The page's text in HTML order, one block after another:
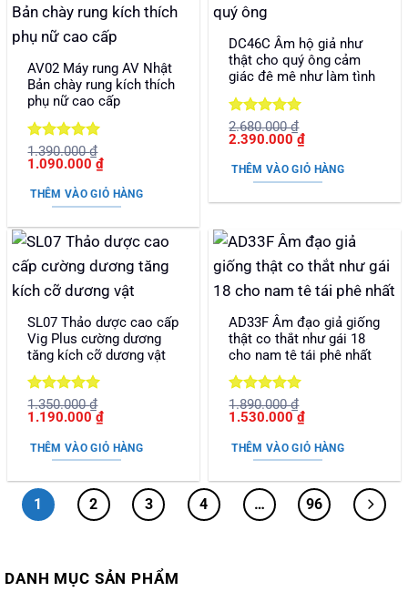
AV02 Máy rung AV Nhật
Bản chày rung kích thích
phụ nữ cao cấp
Được xếp
hạng55
1.390.000₫
Giá
là:
1.390.000 ₫.
1.090.000₫Giá
tại
là:
THÊM VÀO GIỎ HÀNG
DC46C Âm hộ giả như
thật cho quý ông cảm
giác đê mê như làm tình
Được xếp
hạng55
2.680.000₫
Giá
là:
2.680.000 ₫.
2.390.000₫Giá
tại
là:
THÊM VÀO GIỎ HÀNG
SL07 Thảo dược cao cấp
Vig Plus cường dương
tăng kích cỡ dương vật
Được xếp
hạng55
1.350.000₫
Giá
là:
1.350.000 ₫.
1.190.000₫Giá
tại
là:
THÊM VÀO GIỎ HÀNG
AD33F Âm đạo giả giống
thật co thắt như gái 18
cho nam tê tái phê nhất
Được xếp
hạng55
1.890.000₫
Giá
là:
1.890.000 ₫.
1.530.000₫Giá
tại
là:
THÊM VÀO GIỎ HÀNG
1 2 3 4 … 96
DANH MỤC SẢN PHẨM